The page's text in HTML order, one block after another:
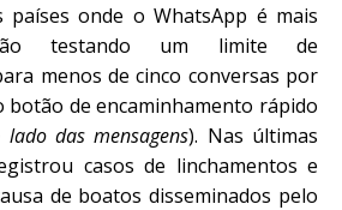
onde o WhatsApp é mais
testando um limite de
menos de cinco conversas por
botão de encaminhamento rápido
das mensagens). Nas últimas
casos de linchamentos e
de boatos disseminados pelo